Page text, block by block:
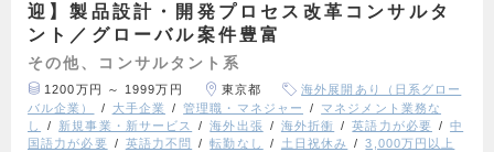
迎】製品設計・開発プロセス改革コンサルタ
ント／グローバル案件豊富
その他、コンサルタント系
1200万円 ～ 1999万円 東京都
海外展開あり（日系グロー
バル企業）
大手企業 管理職・マネジャー
マネジメント業務な
し
新規事業・新サービス 海外出張 海外折衝 英語力が必要
中
国語力が必要
英語力不問 転勤なし 土日祝休み
3,000万円以上